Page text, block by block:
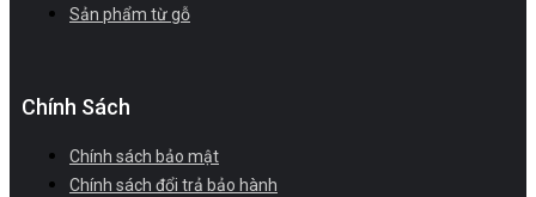
Sản phẩm từ gỗ
Chính Sách
Chính sách bảo mật
Chính sách đổi trả bảo hành